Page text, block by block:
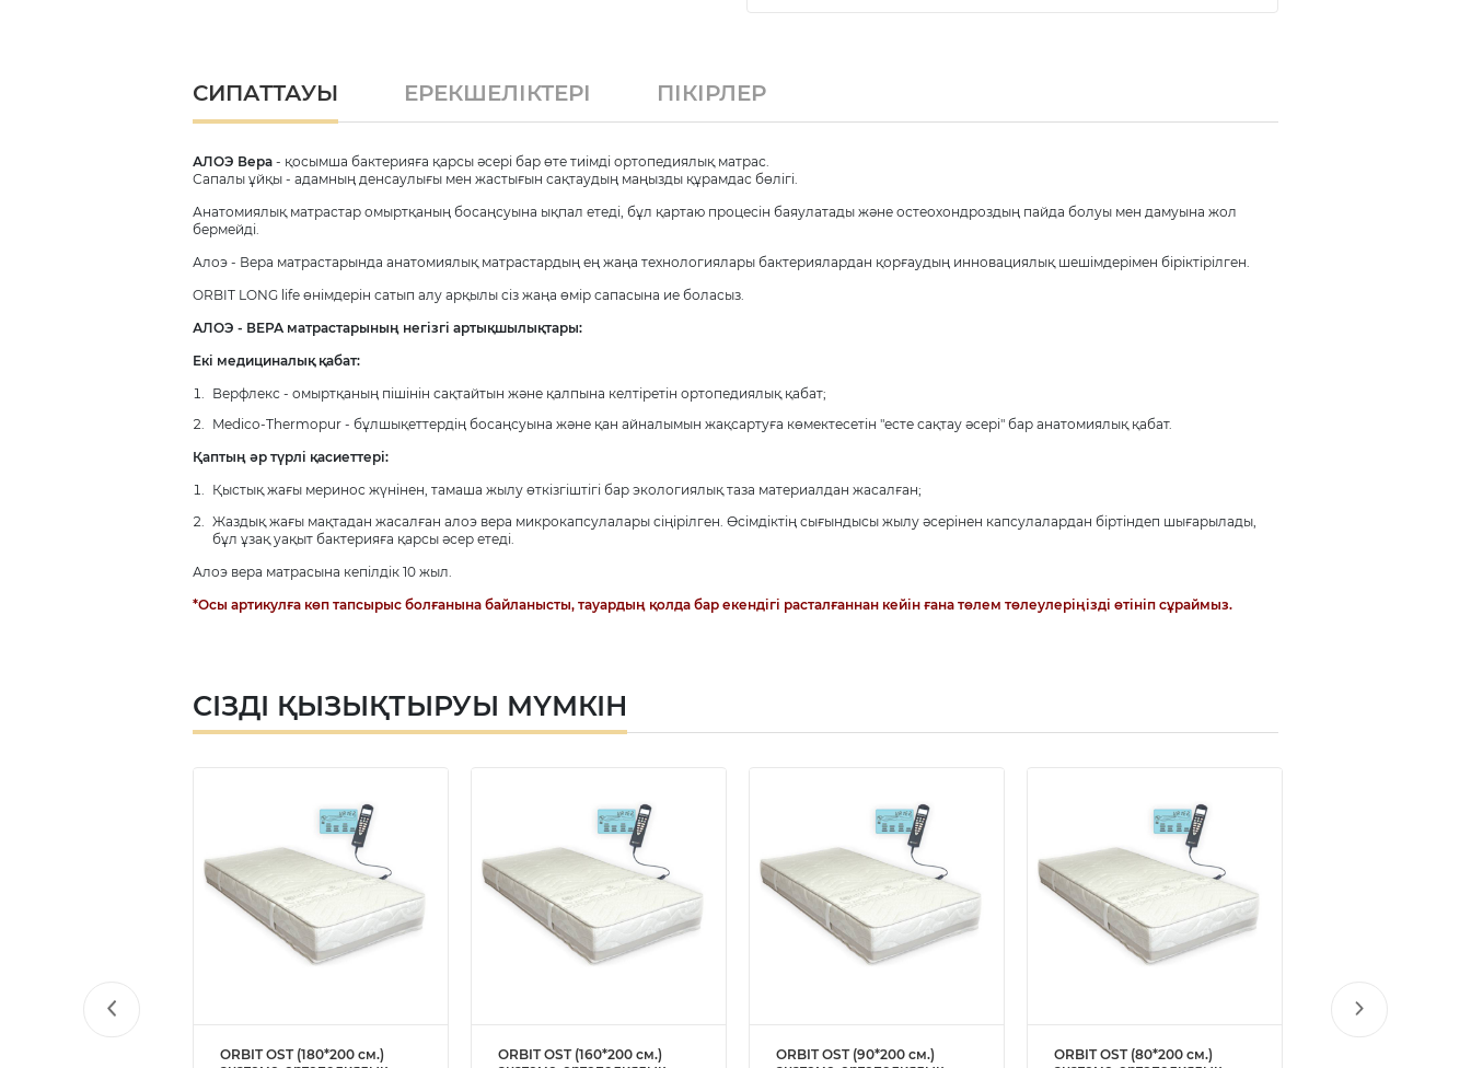
СИПАТТАУЫ ЕРЕКШЕЛІКТЕРІ ПІКІРЛЕР
АЛОЭ Вера - қосымша бактерияға қарсы әсері бар өте тиімді ортопедиялық матрас.
Сапалы ұйқы - адамның денсаулығы мен жастығын сақтаудың маңызды құрамдас бөлігі.
Анатомиялық матрастар омыртқаның босаңсуына ықпал етеді, бұл қартаю процесін баяулатады және остеохондроздың пайда болуы мен дамуына жол
бермейді.
Алоэ - Вера матрастарында анатомиялық матрастардың ең жаңа технологиялары бактериялардан қорғаудың инновациялық шешімдерімен біріктірілген.
ORBIT LONG life өнімдерін сатып алу арқылы сіз жаңа өмір сапасына ие боласыз.
АЛОЭ - ВЕРА матрастарының негізгі артықшылықтары:
Екі медициналық қабат:
Верфлекс - омыртқаның пішінін сақтайтын және қалпына келтіретін ортопедиялық қабат;
Medico-Thermopur - бұлшықеттердің босаңсуына және қан айналымын жақсартуға көмектесетін "есте сақтау әсері" бар анатомиялық қабат.
Қаптың әр түрлі қасиеттері:
Қыстық жағы меринос жүнінен, тамаша жылу өткізгіштігі бар экологиялық таза материалдан жасалған;
Жаздық жағы мақтадан жасалған алоэ вера микрокапсулалары сіңірілген. Өсімдіктің сығындысы жылу әсерінен капсулалардан біртіндеп шығарылады,
бұл ұзақ уақыт бактерияға қарсы әсер етеді.
Алоэ вера матрасына кепілдік 10 жыл.
*Осы артикулға көп тапсырыс болғанына байланысты, тауардың қолда бар екендігі расталғаннан кейін ғана төлем төлеулеріңізді өтініп сұраймыз.
СІЗДІ ҚЫЗЫҚТЫРУЫ МҮМКІН
ORBIT OST (180*200 см.)
ORBIT OST (160*200 см.)
ORBIT OST (90*200 см.)
ORBIT OST (80*200 см.)